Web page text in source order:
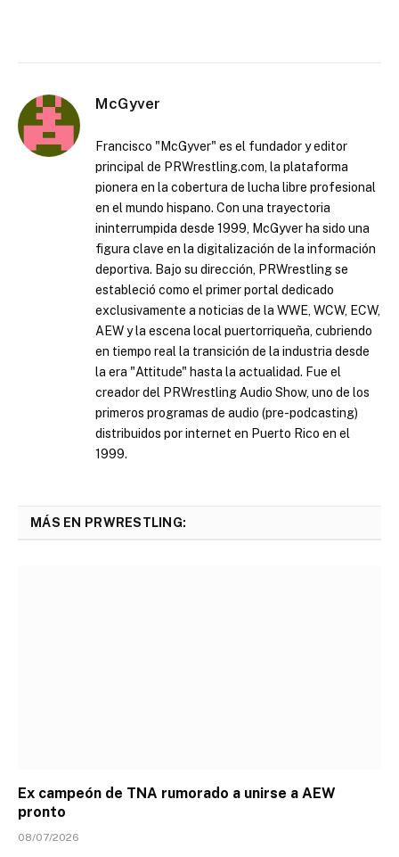
McGyver
Francisco "McGyver" es el fundador y editor
principal de PRWrestling.com, la plataforma
pionera en la cobertura de lucha libre profesional
en el mundo hispano. Con una trayectoria
ininterrumpida desde 1999, McGyver ha sido una
figura clave en la digitalización de la información
deportiva. Bajo su dirección, PRWrestling se
estableció como el primer portal dedicado
exclusivamente a noticias de la WWE, WCW, ECW,
AEW y la escena local puertorriqueña, cubriendo
en tiempo real la transición de la industria desde
la era "Attitude" hasta la actualidad. Fue el
creador del PRWrestling Audio Show, uno de los
primeros programas de audio (pre-podcasting)
distribuidos por internet en Puerto Rico en el
1999.
MÁS EN PRWRESTLING:
Ex campeón de TNA rumorado a unirse a AEW
pronto
08/07/2026